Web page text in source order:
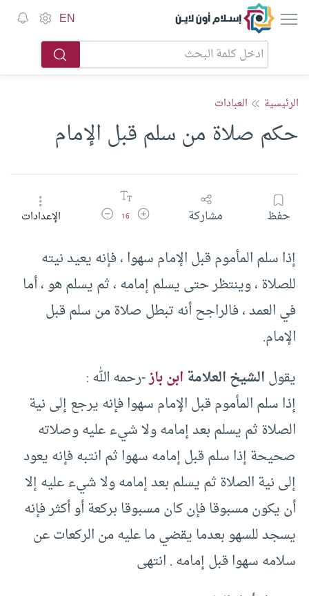
إسلام أون لاين EN
الرئيسية العبادات
حكم صلاة من سلم قبل الإمام
حفظ مشاركة زيادة حجم الخط
16 تقليل حجم الخطالإعدادات
إذا سلم المأموم قبل الإمام سهوا ، فإنه يعيد نيته
للصلاة ، وينتظر حتى يسلم إمامه ، ثم يسلم هو ، أما
في العمد ، فالراجح أنه تبطل صلاة من سلم قبل
الإمام.
يقولالشيخ العلامةابن باز-رحمه الله :
إذا سلم المأموم قبل الإمام سهوا فإنه يرجع إلى نية
الصلاة ثم يسلم بعد إمامه ولا شيء عليه وصلاته
صحيحة إذا سلم قبل إمامه سهوا ثم انتبه فإنه يعود
إلى نية الصلاة ثم يسلم بعد إمامه ولا شيء عليه إلا
أن يكون مسبوقا فإن كان مسبوقا بركعة أو أكثر فإنه
يسجد للسهو بعدما يقضي ما عليه من الركعات عن
سلامه سهوا قبل إمامه . انتهى